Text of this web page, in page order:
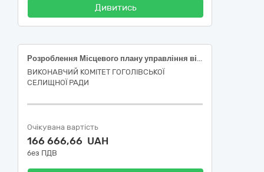
Дивитись
Розроблення Місцевого плану управління відходами (МПУВ) та Стратегічної екологічної оцінки (СЕО) Гоголівської територіальної громади
ВИКОНАВЧИЙ КОМІТЕТ ГОГОЛІВСЬКОЇ
СЕЛИЩНОЇ РАДИ
Очікувана вартість
166 666,66 UAH
без ПДВ